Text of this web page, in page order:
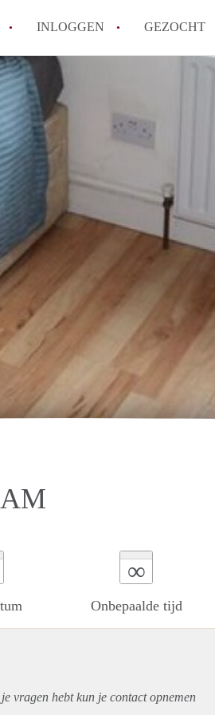
INLOGGEN GEZOCHT
Moet ik mij inschrijven
Hoe groot is de kans
In welke wijken van
Hoe vind ik een kamer
Alle veelgestelde vragen
∞
Onbepaalde tijd
vragen hebt kun je contact opnemen